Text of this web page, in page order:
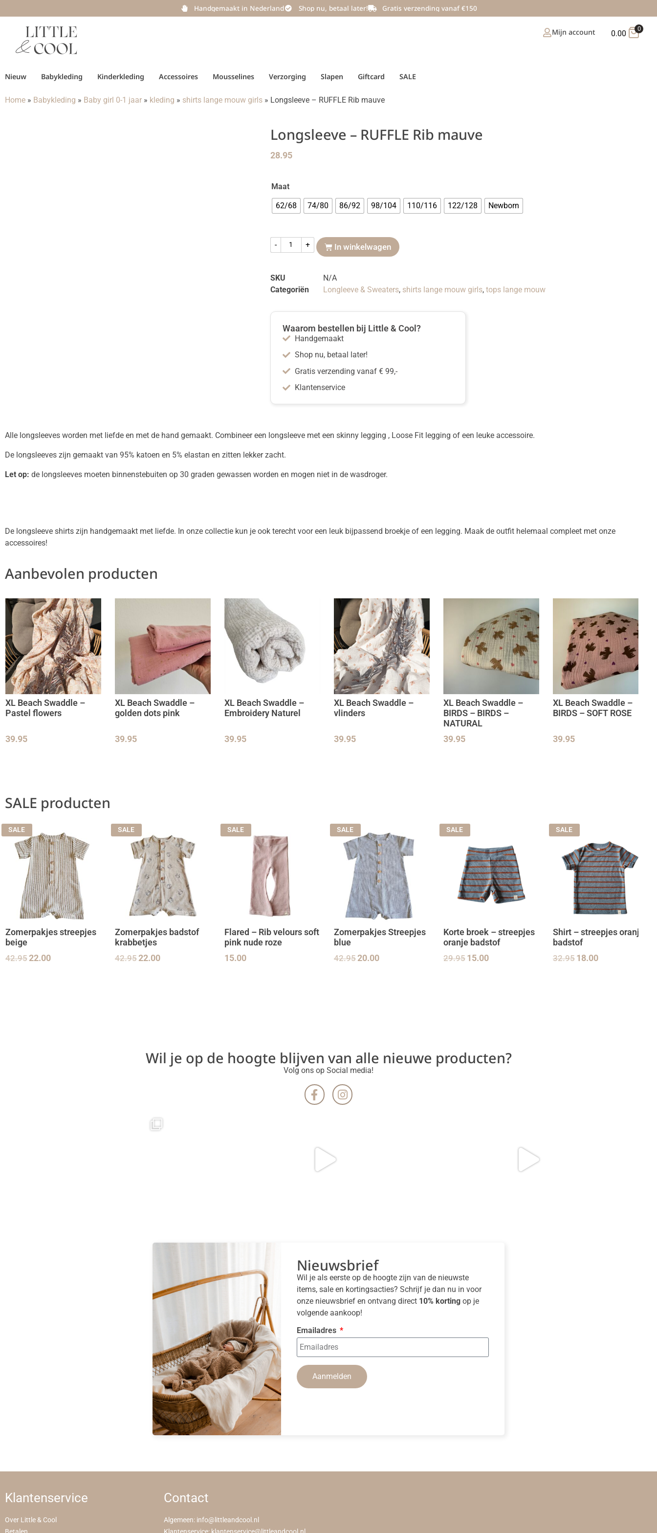
Handgemaakt in Nederland Shop nu, betaal later! Gratis verzending vanaf €150
Mijn account 0.00
0
Nieuw Babykleding Kinderkleding Accessoires Mousselines Verzorging Slapen Giftcard SALE
Home » Babykleding » Baby girl 0-1 jaar » kleding » shirts lange mouw girls » Longsleeve – RUFFLE Rib mauve
Longsleeve – RUFFLE Rib mauve
28.95
Maat
62/68 74/80 86/92 98/104 110/116 122/128 Newborn
- + In winkelwagen
SKU
N/A
Categoriën
Longleeve & Sweaters, shirts lange mouw girls, tops lange mouw
Waarom bestellen bij Little & Cool?
Handgemaakt
Shop nu, betaal later!
Gratis verzending vanaf € 99,-
Klantenservice
Alle longsleeves worden met liefde en met de hand gemaakt. Combineer een longsleeve met een skinny legging , Loose Fit legging of een leuke accessoire.
De longsleeves zijn gemaakt van 95% katoen en 5% elastan en zitten lekker zacht.
Let op: de longsleeves moeten binnenstebuiten op 30 graden gewassen worden en mogen niet in de wasdroger.
De longsleeve shirts zijn handgemaakt met liefde. In onze collectie kun je ook terecht voor een leuk bijpassend broekje of een legging. Maak de outfit helemaal compleet met onze
accessoires!
Aanbevolen producten
XL Beach Swaddle –
Pastel flowers
39.95
XL Beach Swaddle –
golden dots pink
39.95
XL Beach Swaddle –
Embroidery Naturel
39.95
XL Beach Swaddle –
vlinders
39.95
XL Beach Swaddle –
BIRDS – BIRDS –
NATURAL
39.95
XL Beach Swaddle –
BIRDS – SOFT ROSE
39.95
SALE producten
SALE
Zomerpakjes streepjes
beige
42.9522.00
SALE
Zomerpakjes badstof
krabbetjes
42.9522.00
SALE
Flared – Rib velours soft
pink nude roze
15.00
SALE
Zomerpakjes Streepjes
blue
42.9520.00
SALE
Korte broek – streepjes
oranje badstof
29.95 15.00
SALE
Shirt – streepjes oranje
badstof
32.95 18.00
Wil je op de hoogte blijven van alle nieuwe producten?
Volg ons op Social media!
Nieuwsbrief
Wil je als eerste op de hoogte zijn van de nieuwste
items, sale en kortingsacties? Schrijf je dan nu in voor
onze nieuwsbrief en ontvang direct 10% kortingop je
volgende aankoop!
Emailadres
Aanmelden
Klantenservice
Over Little & Cool
Contact
Algemeen: info@littleandcool.nl